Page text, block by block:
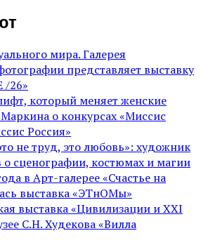
мира. Галерея
представляет выставку
/26»
который меняет женские
о конкурсах «Миссис
Россия»
не труд, это любовь»: художник
о сценографии, костюмах и магии
в Арт-галерее «Счастье на
выставка «ЭТнОМы»
выставка «Цивилизации и ХХI
С.Н. Худекова «Вилла